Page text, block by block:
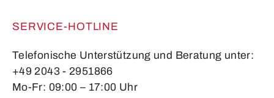
SERVICE-HOTLINE
Telefonische Unterstützung und Beratung unter:
+49 2043 - 2951866
Mo-Fr: 09:00 – 17:00 Uhr